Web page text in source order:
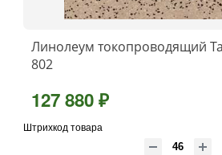
Линолеум токопроводящий
802
127 880 ₽
Штрихкод товара